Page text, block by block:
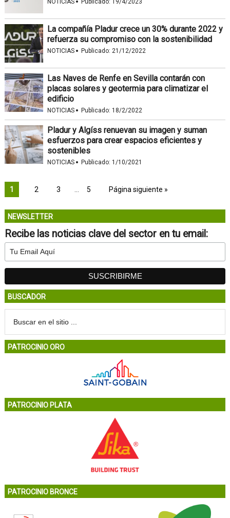
NOTICIAS Publicado: 19/4/2023
La compañía Pladur crece un 30% durante 2022 y
refuerza su compromiso con la sostenibilidad
NOTICIAS · Publicado: 21/12/2022
Las Naves de Renfe en Sevilla contarán con
placas solares y geotermia para climatizar el
edificio
NOTICIAS · Publicado: 18/2/2022
Pladur y Algíss renuevan su imagen y suman
esfuerzos para crear espacios eficientes y
sostenibles
NOTICIAS · Publicado: 1/10/2021
1 2 3 5 Página siguiente »
NEWSLETTER
Recibe las noticias clave del sector en tu email:
BUSCADOR
PATROCINIO ORO
PATROCINIO PLATA
PATROCINIO BRONCE